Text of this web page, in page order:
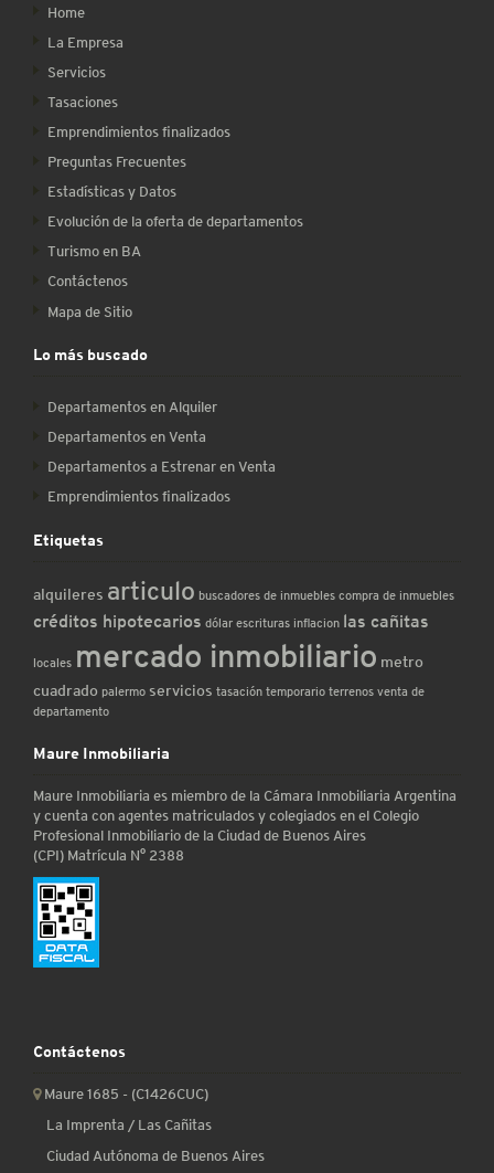
Home
La Empresa
Servicios
Tasaciones
Emprendimientos finalizados
Preguntas Frecuentes
Estadísticas y Datos
Evolución de la oferta de departamentos
Turismo en BA
Contáctenos
Mapa de Sitio
Lo más buscado
Departamentos en Alquiler
Departamentos en Venta
Departamentos a Estrenar en Venta
Emprendimientos finalizados
Etiquetas
alquileres articulo buscadores de inmuebles compra de inmuebles
créditos hipotecarios dólar escrituras inflacion las cañitas
locales mercado inmobiliario metro
cuadrado palermo servicios tasación temporario terrenos venta de
departamento
Maure Inmobiliaria
Maure Inmobiliaria es miembro de la Cámara Inmobiliaria Argentina
y cuenta con agentes matriculados y colegiados en el Colegio
Profesional Inmobiliario de la Ciudad de Buenos Aires
(CPI) Matrícula N° 2388
Contáctenos
Maure 1685 - (C1426CUC)
La Imprenta / Las Cañitas
Ciudad Autónoma de Buenos Aires